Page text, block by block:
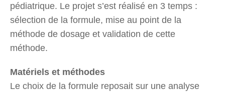
pédiatrique. Le projet s’est réalisé en 3 temps :
sélection de la formule, mise au point de la
méthode de dosage et validation de cette
méthode.
Matériels et méthodes
Le choix de la formule reposait sur une analyse